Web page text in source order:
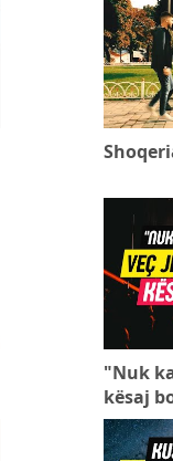
"Nuk
kësaj